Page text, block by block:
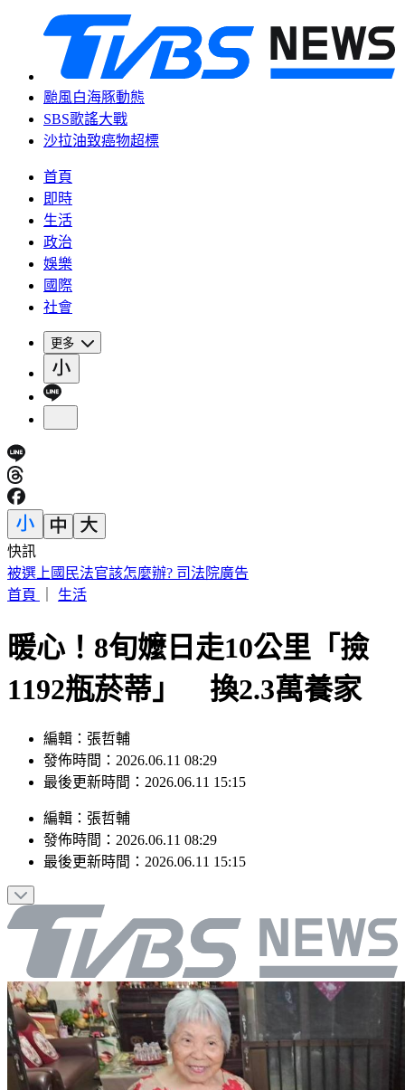
颱風白海豚動態
SBS歌謠大戰
沙拉油致癌物超標
首頁
即時
生活
政治
娛樂
國際
社會
更多
快訊
毒油風波究責？傳石崇良、姜至剛請辭 綠：做這種解讀很合
理
暖心！8旬嬤日走10公里「撿
1192瓶菸蒂」 換2.3萬養家
編輯：張哲輔
發佈時間：2026.06.11 08:29
編輯：張哲輔
發佈時間：2026.06.11 08:29